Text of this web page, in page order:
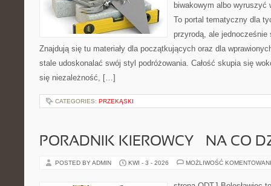
biwakowym albo wyruszyć
To portal tematyczny dla
przyrodą, ale
Znajdują się tu materiały dla początkujących oraz dla
stale udoskonalać swój styl podróżowania. Całość skupia się
się niezależność, […]
CATEGORIES: PRZEKĄSKI
PORADNIK KIEROWCY – NA CO
POSTED BY ADMIN KWI - 3 - 2026 MOŻLIWOŚĆ